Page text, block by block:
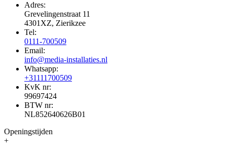
Adres:
Grevelingenstraat 11
4301XZ, Zierikzee
Tel:
0111-700509
Email:
info@media-installaties.nl
Whatsapp:
+31111700509
KvK nr:
99697424
BTW nr:
NL852640626B01
Openingstijden
+